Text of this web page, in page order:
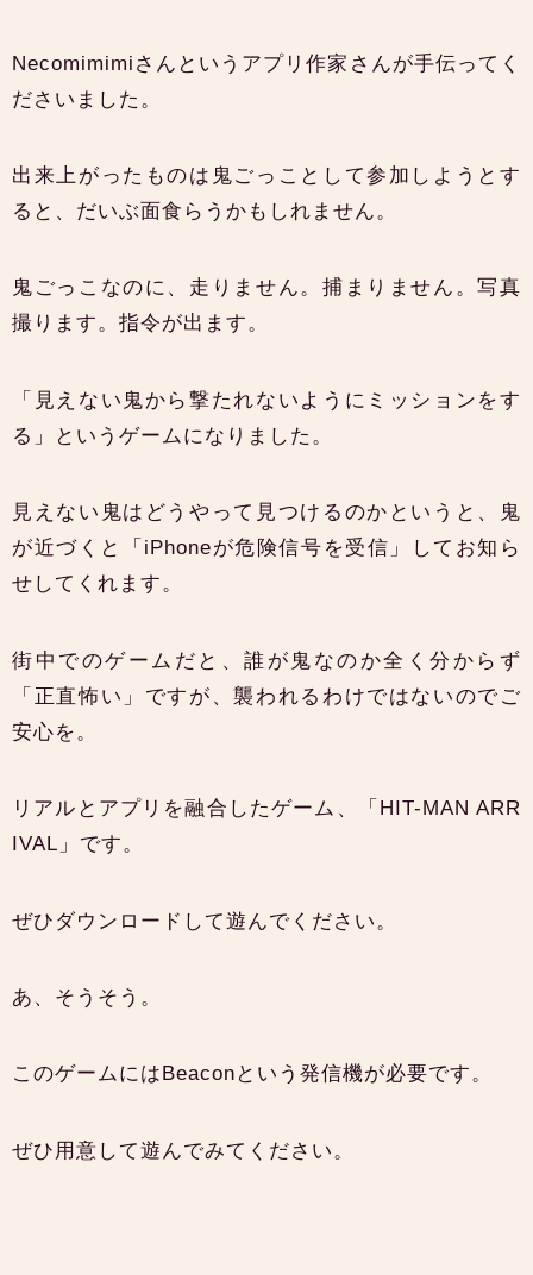
Necomimimiさんというアプリ作家さんが手伝ってく
ださいました。
出来上がったものは鬼ごっことして参加しようとす
ると、だいぶ面食らうかもしれません。
鬼ごっこなのに、走りません。捕まりません。写真
撮ります。指令が出ます。
「見えない鬼から撃たれないようにミッションをす
る」というゲームになりました。
見えない鬼はどうやって見つけるのかというと、鬼
が近づくと「iPhoneが危険信号を受信」してお知ら
せしてくれます。
街中でのゲームだと、誰が鬼なのか全く分からず
「正直怖い」ですが、襲われるわけではないのでご
安心を。
リアルとアプリを融合したゲーム、「HIT-MAN ARR
IVAL」です。
ぜひダウンロードして遊んでください。
あ、そうそう。
このゲームにはBeaconという発信機が必要です。
ぜひ用意して遊んでみてください。